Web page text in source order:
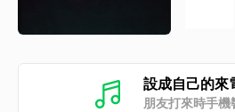
設成自己的來
朋友打來時手機